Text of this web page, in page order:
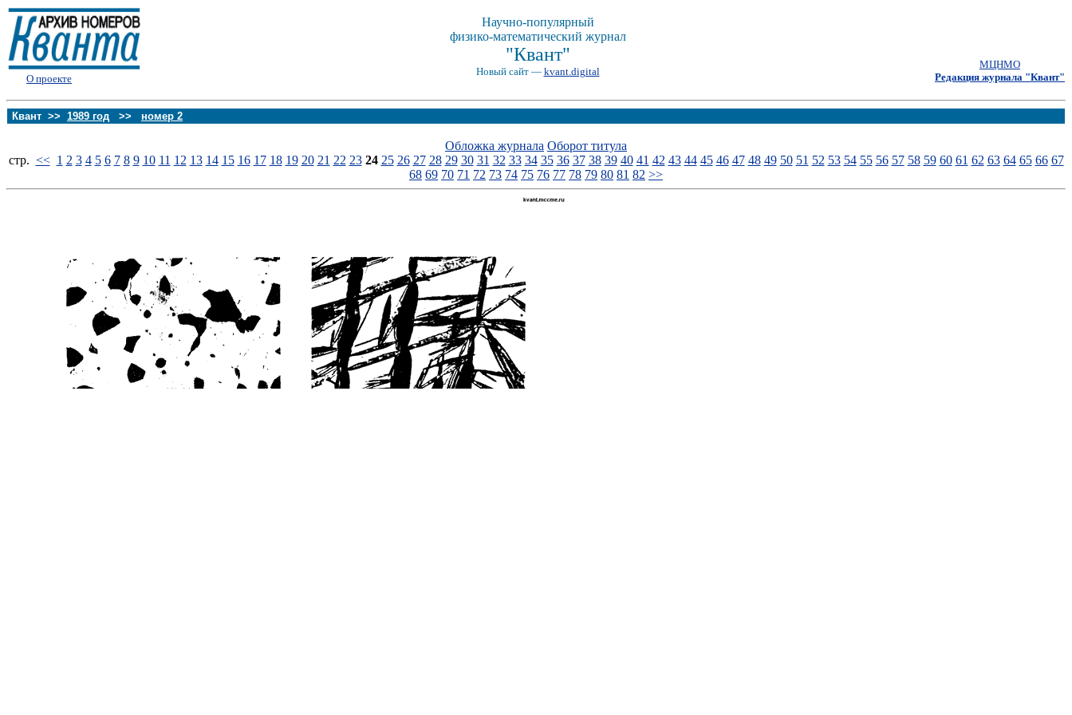
О проекте
Научно-популярный
физико-математический журнал
"Квант"
Новый сайт — kvant.digital
МЦНМО
Редакция журнала "Квант"
Квант >> 1989 год >> номер 2
Обложка журнала Оборот титула
стp. << 1 2 3 4 5 6 7 8 9 10 11 12 13 14 15 16 17 18 19 20 21 22 23 24 25 26 27 28 29 30 31 32 33 34 35 36 37 38 39 40 41 42 43 44 45 46 47 48 49 50 51 52 53 54 55 56 57 58 59 60 61 62 63 64 65 66 67
68 69 70 71 72 73 74 75 76 77 78 79 80 81 82 >>